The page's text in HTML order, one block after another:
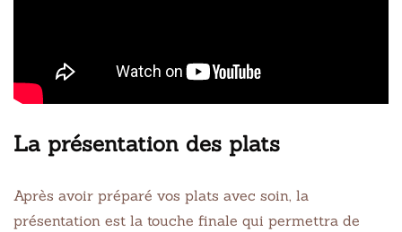
La présentation des plats
Après avoir préparé vos plats avec soin, la
présentation est la touche finale qui permettra de